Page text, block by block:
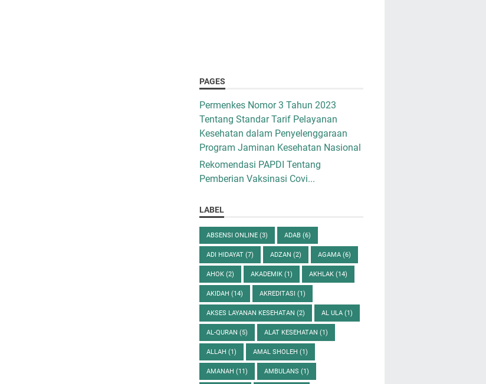
PAGES
Permenkes Nomor 3 Tahun 2023
Tentang Standar Tarif Pelayanan
Kesehatan dalam Penyelenggaraan
Program Jaminan Kesehatan Nasional
Rekomendasi PAPDI Tentang
Pemberian Vaksinasi Covi...
LABEL
ABSENSI ONLINE (3) ADAB (6)
ADI HIDAYAT (7) ADZAN (2) AGAMA (6)
AHOK (2) AKADEMIK (1) AKHLAK (14)
AKIDAH (14) AKREDITASI (1)
AKSES LAYANAN KESEHATAN (2) AL ULA (1)
AL-QURAN (5) ALAT KESEHATAN (1)
ALLAH (1) AMAL SHOLEH (1)
AMANAH (11) AMBULANS (1)